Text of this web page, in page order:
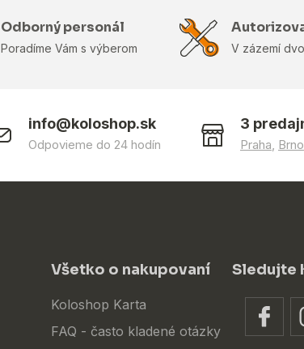
Odborný personál
Poradíme Vám s výberom V zázemí
info@koloshop.sk
Odpovieme do 24 hodín
3
Praha, Brno
Všetko o nakupovaní
Koloshop Karta
FAQ - často kladené otázky
Sledujte